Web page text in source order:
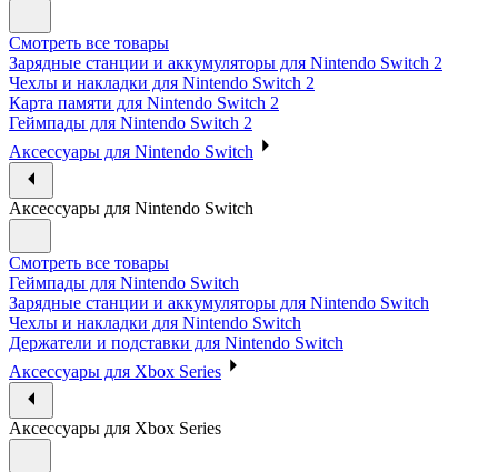
Смотреть все товары
Зарядные станции и аккумуляторы для Nintendo Switch 2
Чехлы и накладки для Nintendo Switch 2
Карта памяти для Nintendo Switch 2
Геймпады для Nintendo Switch 2
Аксессуары для Nintendo Switch
Аксессуары для Nintendo Switch
Смотреть все товары
Геймпады для Nintendo Switch
Зарядные станции и аккумуляторы для Nintendo Switch
Чехлы и накладки для Nintendo Switch
Держатели и подставки для Nintendo Switch
Аксессуары для Xbox Series
Аксессуары для Xbox Series